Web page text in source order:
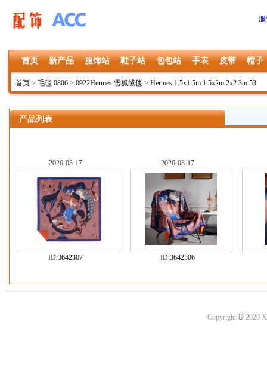
首页 新产品 服饰站 鞋子站 包包站 手表 皮带 帽子
首页 > 毛毯 0806 > 0922Hermes 雪狐绒毯 > Hermes 1.5x1.5m 1.5x2m 2x2.3m 53
产品列表
2026-03-17
ID:3642307
2026-03-17
ID:3642306
Copyright ©2020